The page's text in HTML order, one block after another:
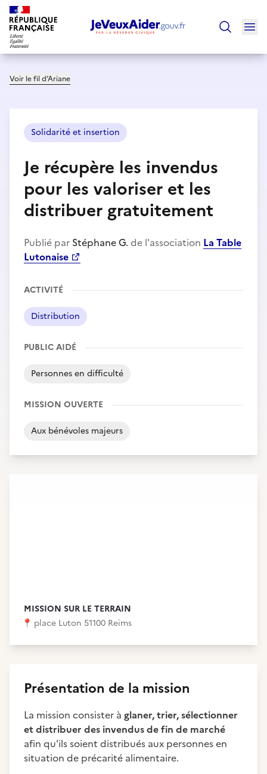
Voir le fil d’Ariane
Solidarité et insertion
Je récupère les invendus
pour les valoriser et les
distribuer gratuitement
Publié par Stéphane G. de l'association La Table
Lutonaise
ACTIVITÉ
Distribution
PUBLIC AIDÉ
Personnes en difficulté
MISSION OUVERTE
Aux bénévoles majeurs
MISSION SUR LE TERRAIN
📍 place Luton 51100 Reims
Présentation de la mission
La mission consister à glaner, trier, sélectionner
et distribuer des invendus de fin de marché
afin qu'ils soient distribués aux personnes en
situation de précarité alimentaire.